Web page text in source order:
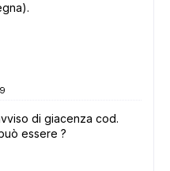
di giacenza cod.
essere ?